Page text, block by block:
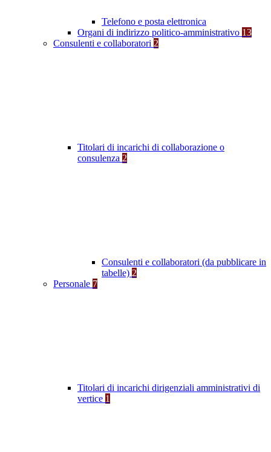
Telefono e posta elettronica
Organi di indirizzo politico-amministrativo 13
Consulenti e collaboratori 2
Titolari di incarichi di collaborazione o
consulenza 2
Consulenti e collaboratori (da pubblicare in
tabelle) 2
Personale 7
Titolari di incarichi dirigenziali amministrativi di
vertice 1